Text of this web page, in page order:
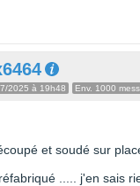
2025 à 19h48 Env. 1000
et soudé sur
..... j'en sais